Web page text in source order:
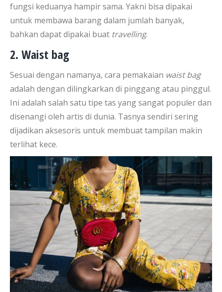
fungsi keduanya hampir sama. Yakni bisa dipakai
untuk membawa barang dalam jumlah banyak,
bahkan dapat dipakai buat travelling.
2. Waist bag
Sesuai dengan namanya, cara pemakaian waist bag
adalah dengan dilingkarkan di pinggang atau pinggul.
Ini adalah salah satu tipe tas yang sangat populer dan
disenangi oleh artis di dunia. Tasnya sendiri sering
dijadikan aksesoris untuk membuat tampilan makin
terlihat kece.